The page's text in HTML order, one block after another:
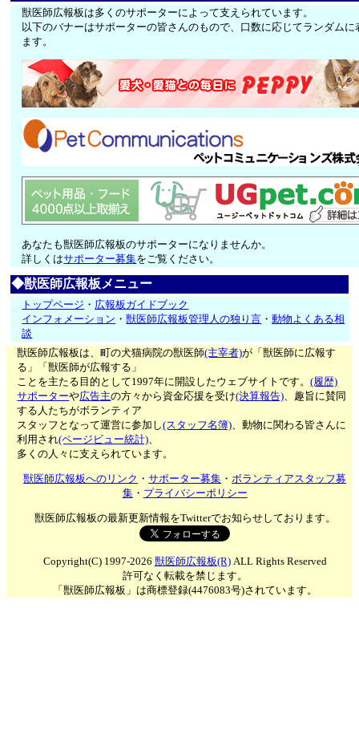
獣医師広報板は多くのサポーターによって支えられています。
以下のバナーはサポーターの皆さんのもので、口数に応じてランダムに
ます。
あなたも獣医師広報板のサポーターになりませんか。
詳しくはサポーター募集をご覧ください。
◆獣医師広報板メニュー
トップページ ・ 広報板ガイドブック
インフォメーション ・獣医師広報板管理人の独り言 ・動物よくある相
談
獣医師広報板は、町の犬猫病院の獣医師(主宰者)が「獣医師に広報す
る」「獣医師が広報する」
ことを主たる目的として1997年に開設したウェブサイトです。(履歴)
サポーターや広告主の方々から資金応援を受け(決算報告)、趣旨に賛同
する人たちがボランティア
スタッフとなって運営に参加し(スタッフ名簿)、動物に関わる皆さんに
利用され(ページビュー統計)、
多くの人々に支えられています。
獣医師広報板へのリンク ・サポーター募集 ・ボランティアスタッフ募
集・ プライバシーポリシー
獣医師広報板の最新更新情報をTwitterでお知らせしております。
Copyright(C) 1997-2026 獣医師広報板(R)ALL Rights Reserved
許可なく転載を禁じます。
「獣医師広報板」は商標登録(4476083号)されています。